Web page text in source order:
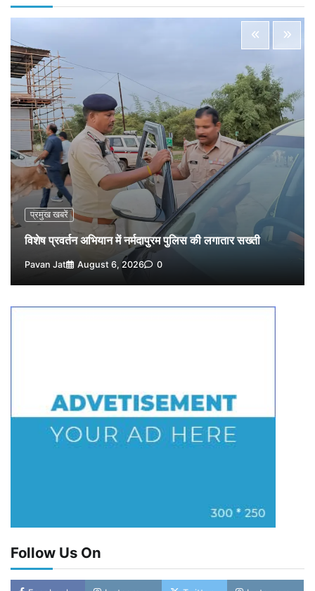
1
2
वेयरहाउस कॉरपोरेशन के जिला प्रबंधक पर केस दर्ज, फरार;
क्लर्क को मिली कमान, ‘चाबी के खेल’ पर फिर उठे सवाल
3
नपा सहकारी समिति में 25 लाख से अधिक का गेहूं सड़ा, 5,700
क्विंटल खराब अनाज वेयरहाउस ने लौटाया
Pavan Jat August 5, 2026 0
4
पर्सनल लोन, क्रेडिट कार्ड और क्यूआर कोड के नाम पर लाखों की
साइबर ठगी, फर्जी सिम बेचने वाला आरोपी गिरफ्तार
Pavan Jat August 5, 2026
5
विशेष प्रवर्तन अभियान में नर्मदापुरम पुलिस की सख्त कार्रवाई
Pavan Jat August 5, 2026
प्रमुख खबरें
विशेष प्रवर्तन अभियान में नर्मदापुरम पुलिस की लगातार सख्ती
Pavan Jat August 6, 2026 0
Follow Us On